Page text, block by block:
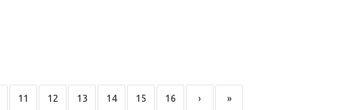
11 12 13 14 15 16 › »